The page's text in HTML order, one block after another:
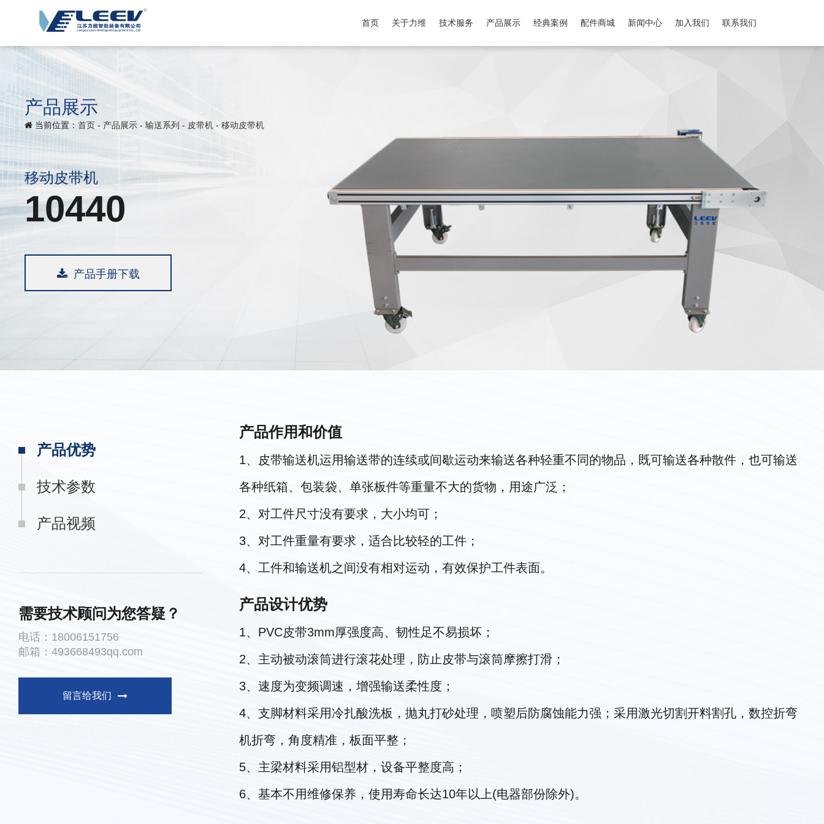
首页 关于力维 技术服务 产品展示 经典案例 配件商城 新闻中心 加入我们 联系我们
产品展示
当前位置： 首页 - 产品展示 - 输送系列 - 皮带机 - 移动皮带机
移动皮带机
10440
产品手册下载
产品优势
技术参数
产品视频
需要技术顾问为您答疑？
电话： 18006151756
邮箱：493668493qq.com
留言给我们
产品作用和价值
1、皮带输送机运用输送带的连续或间歇运动来输送各种轻重不同的物品，既可输送各种散件，也可输送
各种纸箱、包装袋、单张板件等重量不大的货物，用途广泛；
2、对工件尺寸没有要求，大小均可；
3、对工件重量有要求，适合比较轻的工件；
4、工件和输送机之间没有相对运动，有效保护工件表面。
产品设计优势
1、PVC皮带3mm厚强度高、韧性足不易损坏；
2、主动被动滚筒进行滚花处理，防止皮带与滚筒摩擦打滑；
3、速度为变频调速，增强输送柔性度；
4、支脚材料采用冷扎酸洗板，抛丸打砂处理，喷塑后防腐蚀能力强；采用激光切割开料割孔，数控折弯
机折弯，角度精准，板面平整；
5、主梁材料采用铝型材，设备平整度高；
6、基本不用维修保养，使用寿命长达10年以上(电器部份除外)。